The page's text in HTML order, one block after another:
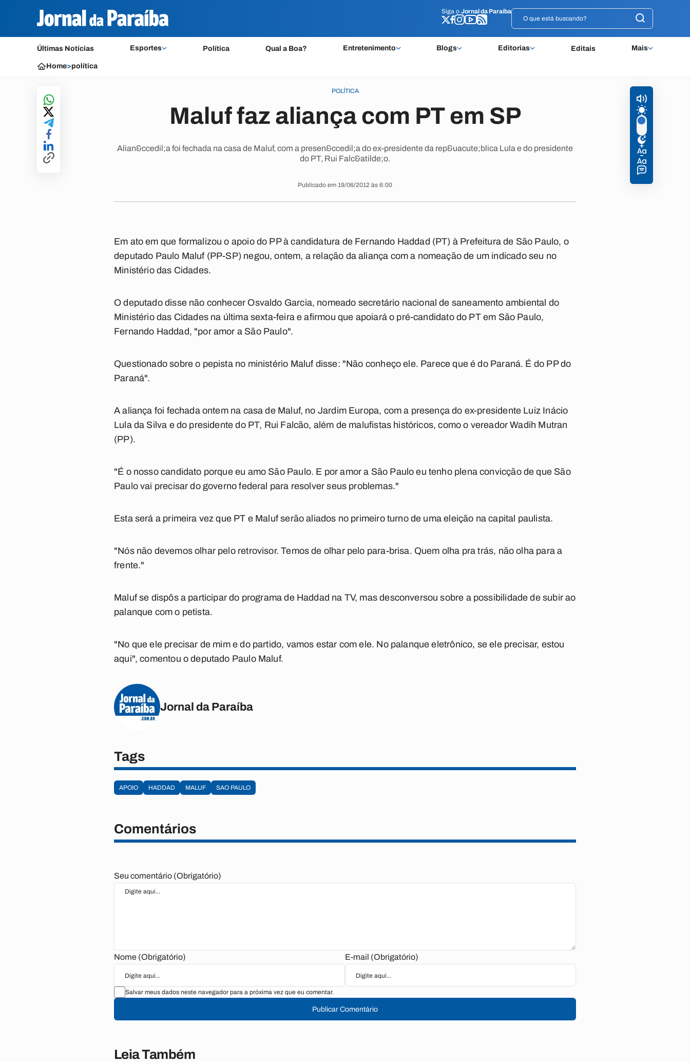
Siga o Jornal da Paraíba
Últimas Notícias Esportes Política Qual a Boa? Entretenimento Blogs Editorias Editais Mais
Siga o Jornal da Paraíba
Home>política
POLÍTICA
Maluf faz aliança com PT em SP
Alian&ccedil;a foi fechada na casa de Maluf, com a presen&ccedil;a do ex-presidente da rep&uacute;blica Lula e do presidente
do PT, Rui Falc&atilde;o.
Publicado em 19/06/2012 às 6:00
Em ato em que formalizou o apoio do PP à candidatura de Fernando Haddad (PT) à Prefeitura de São Paulo, o
deputado Paulo Maluf (PP-SP) negou, ontem, a relação da aliança com a nomeação de um indicado seu no
Ministério das Cidades.
O deputado disse não conhecer Osvaldo Garcia, nomeado secretário nacional de saneamento ambiental do
Ministério das Cidades na última sexta-feira e afirmou que apoiará o pré-candidato do PT em São Paulo,
Fernando Haddad, "por amor a São Paulo".
Questionado sobre o pepista no ministério Maluf disse: "Não conheço ele. Parece que é do Paraná. É do PP do
Paraná".
A aliança foi fechada ontem na casa de Maluf, no Jardim Europa, com a presença do ex-presidente Luiz Inácio
Lula da Silva e do presidente do PT, Rui Falcão, além de malufistas históricos, como o vereador Wadih Mutran
(PP).
"É o nosso candidato porque eu amo São Paulo. E por amor a São Paulo eu tenho plena convicção de que São
Paulo vai precisar do governo federal para resolver seus problemas."
Esta será a primeira vez que PT e Maluf serão aliados no primeiro turno de uma eleição na capital paulista.
"Nós não devemos olhar pelo retrovisor. Temos de olhar pelo para-brisa. Quem olha pra trás, não olha para a
frente."
Maluf se dispôs a participar do programa de Haddad na TV, mas desconversou sobre a possibilidade de subir ao
palanque com o petista.
"No que ele precisar de mim e do partido, vamos estar com ele. No palanque eletrônico, se ele precisar, estou
aqui", comentou o deputado Paulo Maluf.
Jornal da Paraíba
Tags
APOIO HADDAD MALUF SAO PAULO
Comentários
Seu comentário (Obrigatório)
Nome (Obrigatório) E-mail (Obrigatório)
Salvar meus dados neste navegador para a próxima vez que eu comentar.
Publicar Comentário
Leia Também